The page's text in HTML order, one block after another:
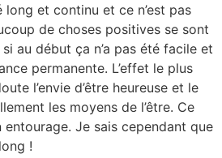
et continu et ce n’est pas
de choses positives se sont
au début ça n’a pas été facile et
permanente. L’effet le plus
l’envie d’être heureuse et le
les moyens de l’être. Ce
Je sais cependant que
!